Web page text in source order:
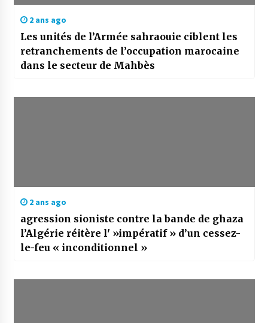
2 ans ago
Les unités de l’Armée sahraouie ciblent les
retranchements de l’occupation marocaine
dans le secteur de Mahbès
2 ans ago
agression sioniste contre la bande de ghaza
l’Algérie réitère l' »impératif » d’un cessez-
le-feu « inconditionnel »